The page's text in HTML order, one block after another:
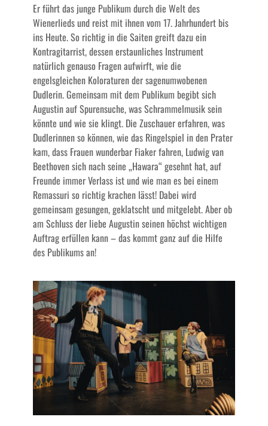
Er führt das junge Publikum durch die Welt des
Wienerlieds und reist mit ihnen vom 17. Jahrhundert bis
ins Heute. So richtig in die Saiten greift dazu ein
Kontragitarrist, dessen erstaunliches Instrument
natürlich genauso Fragen aufwirft, wie die
engelsgleichen Koloraturen der sagenumwobenen
Dudlerin. Gemeinsam mit dem Publikum begibt sich
Augustin auf Spurensuche, was Schrammelmusik sein
könnte und wie sie klingt. Die Zuschauer erfahren, was
Dudlerinnen so können, wie das Ringelspiel in den Prater
kam, dass Frauen wunderbar Fiaker fahren, Ludwig van
Beethoven sich nach seine „Hawara“ gesehnt hat, auf
Freunde immer Verlass ist und wie man es bei einem
Remassuri so richtig krachen lässt! Dabei wird
gemeinsam gesungen, geklatscht und mitgelebt. Aber ob
am Schluss der liebe Augustin seinen höchst wichtigen
Auftrag erfüllen kann – das kommt ganz auf die Hilfe
des Publikums an!